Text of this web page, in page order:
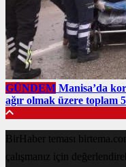
GÜNDEM Manisa’da
ağır olmak üzere toplam
BirHaber teması
çalışmanız için